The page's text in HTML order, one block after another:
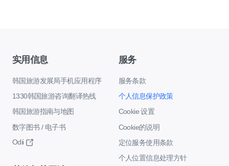
实用信息
韩国旅游发展局手机应用程序
1330韩国旅游咨询翻译热线
韩国旅游指南与地图
数字图书 / 电子书
Odii
服务
服务条款
个人信息保护政策
Cookie 设置
Cookie的说明
定位服务使用条款
个人位置信息处理方针